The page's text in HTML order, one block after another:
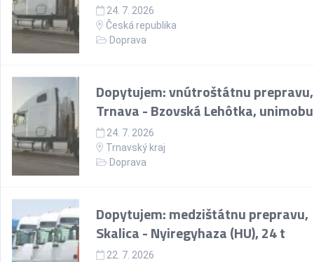
24. 7. 2026
Česká republika
Doprava
Dopytujem: vnútroštátnu prepravu,
Trnava - Bzovská Lehôtka,
24. 7. 2026
Trnavský kraj
Doprava
Dopytujem: medzištátnu prepravu,
Skalica - Nyiregyhaza (HU), 24 t
22. 7. 2026